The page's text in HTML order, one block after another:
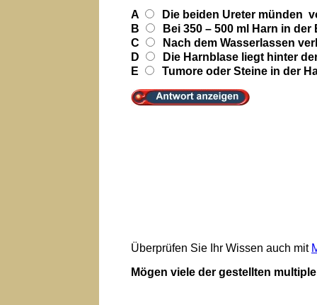
A
Die beiden Ureter münden
B
Bei 350 – 500 ml Harn in
C
Nach dem Wasserlassen
D
Die Harnblase liegt hinter
E
Tumore oder Steine in der
Überprüfen Sie Ihr Wissen auch mit
Mögen viele der gestellten